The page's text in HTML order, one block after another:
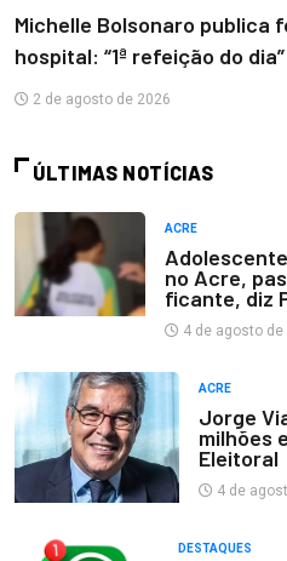
Michelle Bolsonaro publica
hospital: “1ª refeição do dia”
2 de agosto de 2026
ÚLTIMAS NOTÍCIAS
ACRE
no Acre,
ficante, diz
4 de agosto de
ACRE
Jorge
milhões
Eleitoral
4 de
DESTAQUES